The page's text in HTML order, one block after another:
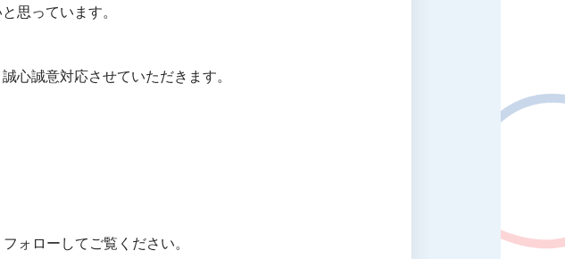
思っています。
心誠意対応させていただきます。
ォローしてご覧ください。